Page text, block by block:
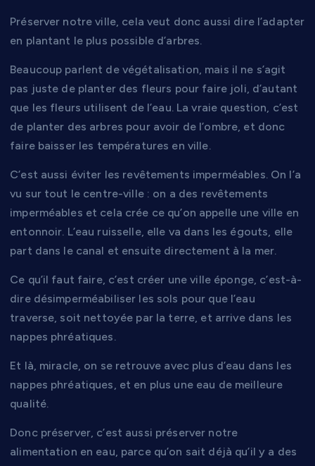
Préserver notre ville, cela veut donc aussi dire l’adapter
en plantant le plus possible d’arbres.
Beaucoup parlent de végétalisation, mais il ne s’agit
pas juste de planter des fleurs pour faire joli, d’autant
que les fleurs utilisent de l’eau. La vraie question, c’est
de planter des arbres pour avoir de l’ombre, et donc
faire baisser les températures en ville.
C’est aussi éviter les revêtements imperméables. On l’a
vu sur tout le centre-ville : on a des revêtements
imperméables et cela crée ce qu’on appelle une ville en
entonnoir. L’eau ruisselle, elle va dans les égouts, elle
part dans le canal et ensuite directement à la mer.
Ce qu’il faut faire, c’est créer une ville éponge, c’est-à-
dire désimperméabiliser les sols pour que l’eau
traverse, soit nettoyée par la terre, et arrive dans les
nappes phréatiques.
Et là, miracle, on se retrouve avec plus d’eau dans les
nappes phréatiques, et en plus une eau de meilleure
qualité.
Donc préserver, c’est aussi préserver notre
alimentation en eau, parce qu’on sait déjà qu’il y a des